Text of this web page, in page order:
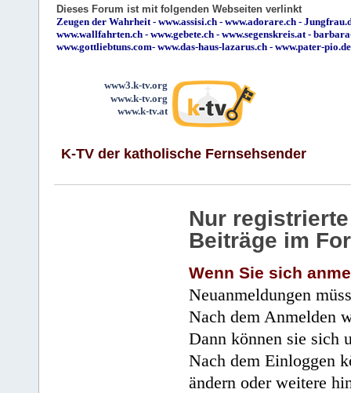
Dieses Forum ist mit folgenden Webseiten verlinkt
Zeugen der Wahrheit - www.assisi.ch - www.adorare.ch -
www.wallfahrten.ch - www.gebete.ch - www.segenskreis.at -
www.gottliebtuns.com- www.das-haus-lazarus.ch - www.pater-pio.de
www3.k-tv.org
www.k-tv.org
www.k-tv.at
K-TV der katholische Fernsehsender
Nur
Beiträge im
Wenn Sie sich
Neuanmeldungen
Nach dem Anmelden
Dann können sie sich
Nach dem Einloggen
ändern oder weitere